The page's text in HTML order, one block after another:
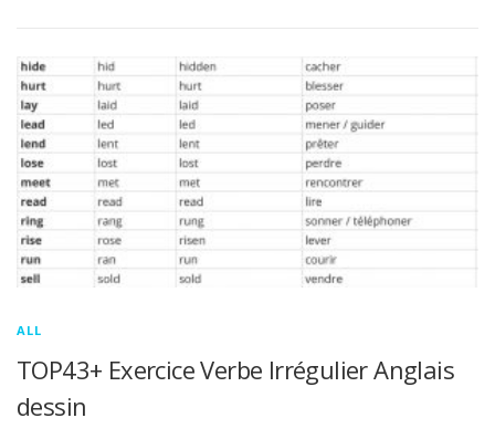
ALL
TOP43+ Exercice Verbe Irrégulier Anglais
dessin